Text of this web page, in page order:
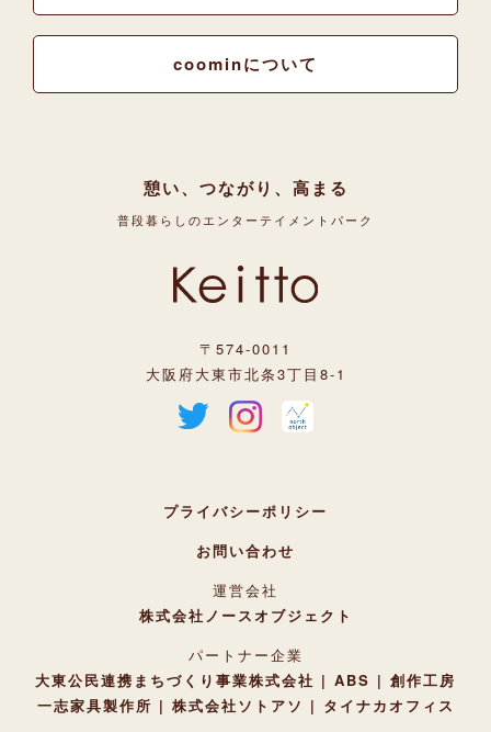
coominについて
憩い、つながり、高まる
普段暮らしのエンターテイメントパーク
〒574-0011
大阪府大東市北条3丁目8-1
プライバシーポリシー
お問い合わせ
運営会社
株式会社ノースオブジェクト
パートナー企業
大東公民連携まちづくり事業株式会社
ABS
創作工房
一志家具製作所
株式会社ソトアソ タイナカオフィス